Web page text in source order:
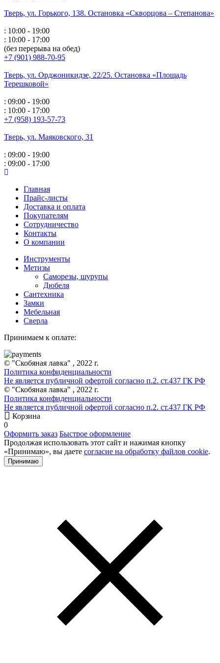
Тверь, ул. Горького, 138. Остановка «Скворцова – Степанова»
: 10:00 - 19:00
: 10:00 - 17:00
(без перерыва на обед)
+7 (901) 988-70-95
Тверь, ул. Орджоникидзе, 22/25. Остановка «Площадь
Терешковой»
: 09:00 - 19:00
: 10:00 - 17:00
+7 (958) 193-57-73
Тверь, ул. Маяковского, 31
: 09:00 - 19:00
: 09:00 - 17:00
Главная
Прайс-листы
Доставка и оплата
Покупателям
Сотрудничество
Контакты
О компании
Инструменты
Метизы
Саморезы, шурупы
Дюбеля
Сантехника
Замки
Мебельная
Сверла
Принимаем к оплате:
© "Скобяная лавка" , 2022 г.
Политика конфиденциальности
Не является публичной офертой согласно п.2. ст.437 ГК РФ
© "Скобяная лавка" , 2022 г.
Политика конфиденциальности
Не является публичной офертой согласно п.2. ст.437 ГК РФ
Корзина
0
Оформить заказ Быстрое оформление
Продолжая использовать этот сайт и нажимая кнопку
«Принимаю», вы даете согласие на обработку файлов cookie.
Принимаю